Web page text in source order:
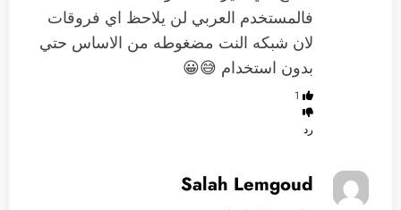
فالمستخدم العربي لن يلاحظ اي فروقات
لان شبكه النت مضغوطه من الاساس حتي
بدون استخدام 😅😀
1
رد
Salah Lemgoud